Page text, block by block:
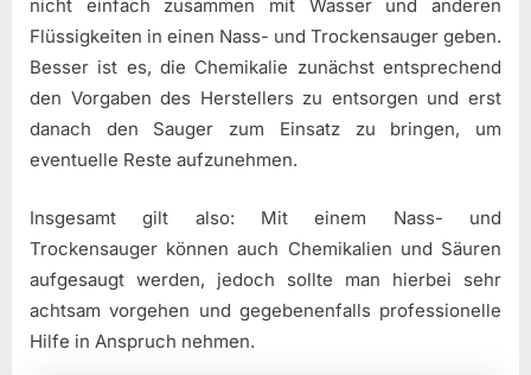
nicht einfach zusammen mit Wasser und anderen
Flüssigkeiten in einen Nass- und Trockensauger geben.
Besser ist es, die Chemikalie zunächst entsprechend
den Vorgaben des Herstellers zu entsorgen und erst
danach den Sauger zum Einsatz zu bringen, um
eventuelle Reste aufzunehmen.
Insgesamt gilt also: Mit einem Nass- und
Trockensauger können auch Chemikalien und Säuren
aufgesaugt werden, jedoch sollte man hierbei sehr
achtsam vorgehen und gegebenenfalls professionelle
Hilfe in Anspruch nehmen.